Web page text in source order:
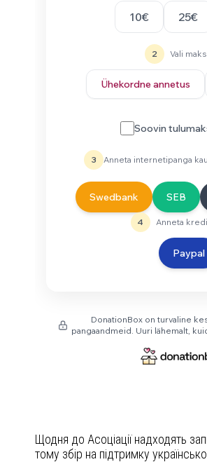
Щодня до Асоціації надходять
тому збір на підтримку